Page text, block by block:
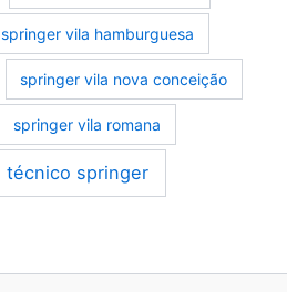
springer vila hamburguesa
springer vila nova conceição
springer vila romana
técnico springer